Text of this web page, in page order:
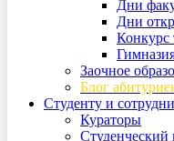
Дни
Дни
Конкурс
Заочное
Блог
Студенту и
Кураторы